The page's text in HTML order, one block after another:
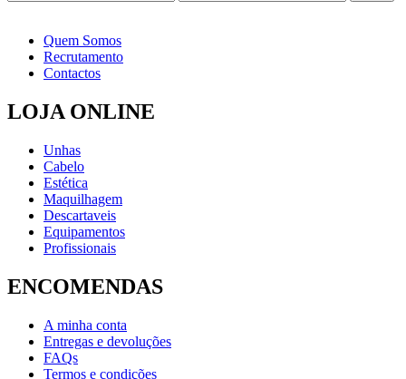
mínimo
máximo
Quem Somos
Recrutamento
Contactos
LOJA ONLINE
Unhas
Cabelo
Estética
Maquilhagem
Descartaveis
Equipamentos
Profissionais
ENCOMENDAS
A minha conta
Entregas e devoluções
FAQs
Termos e condições